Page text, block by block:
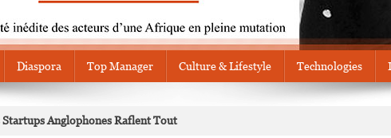
Diaspora Top Manager Culture & Lifestyle Technologies
Anglophones Raflent Tout